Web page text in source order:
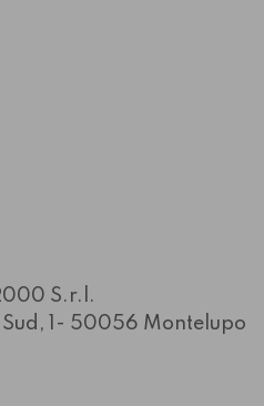
S.r.l.
1- 50056 Montelupo